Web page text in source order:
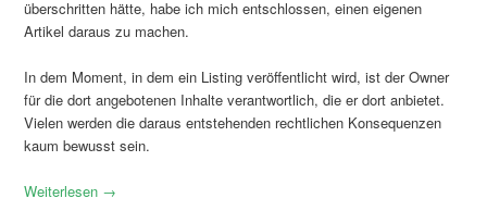
überschritten hätte, habe ich mich entschlossen, einen eigenen
Artikel daraus zu machen.
In dem Moment, in dem ein Listing veröffentlicht wird, ist der Owner
für die dort angebotenen Inhalte verantwortlich, die er dort anbietet.
Vielen werden die daraus entstehenden rechtlichen Konsequenzen
kaum bewusst sein.
Weiterlesen →